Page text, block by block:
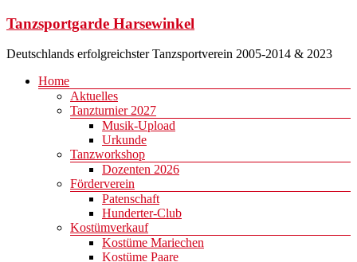
Zum
springen
Tanzsportgarde Harsewinkel
Deutschlands erfolgreichster Tanzsportverein 2005-2014 & 2023
Menü
Home
Aktuelles
Tanzturnier 2027
Musik-Upload
Urkunde
Tanzworkshop
Dozenten 2026
Förderverein
Patenschaft
Hunderter-Club
Kostümverkauf
Kostüme Mariechen
Kostüme Paare